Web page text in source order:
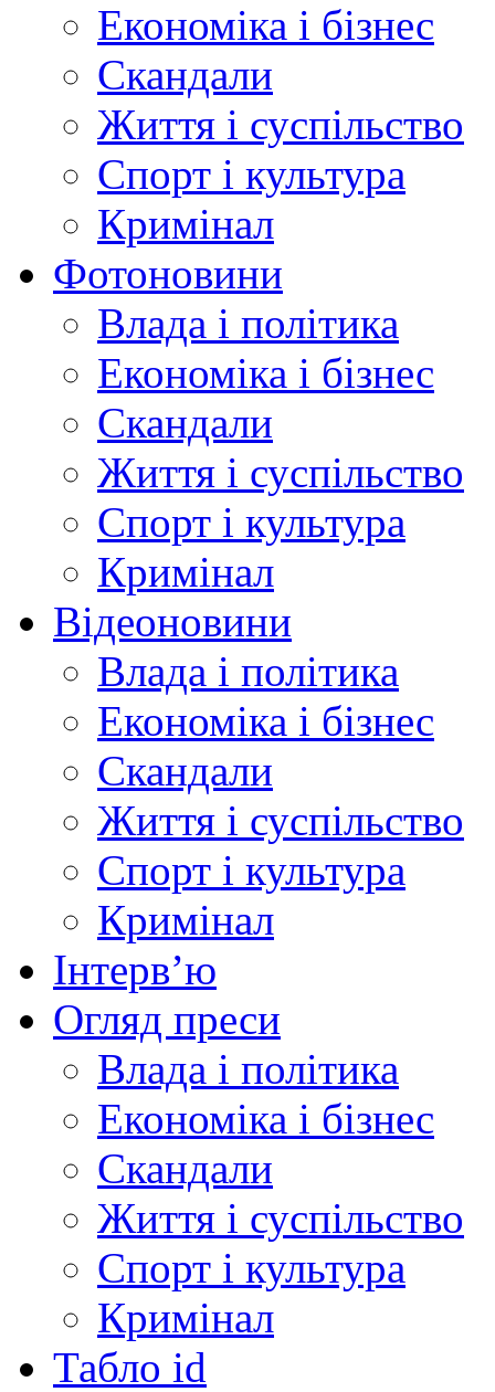
Економіка і бізнес
Скандали
Життя і суспільство
Спорт і культура
Кримінал
Фотоновини
Влада і політика
Економіка і бізнес
Скандали
Життя і суспільство
Спорт і культура
Кримінал
Відеоновини
Влада і політика
Економіка і бізнес
Скандали
Життя і суспільство
Спорт і культура
Кримінал
Інтерв’ю
Огляд преси
Влада і політика
Економіка і бізнес
Скандали
Життя і суспільство
Спорт і культура
Кримінал
Табло id